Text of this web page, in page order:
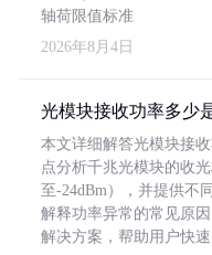
轴荷限值标准
2026年8月4日
光模块接收功率多少
本文详细解答光模块接
点分析千兆光模块的收
至-24dBm），并提供不
解释功率异常的常见原
解决方案，帮助用户快速